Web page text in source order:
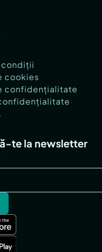
condiții
cookies
confidențialitate
te la newsletter